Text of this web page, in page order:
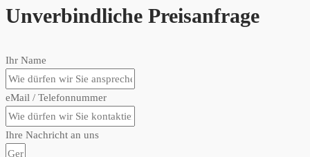
Unverbindliche Preisanfrage
Ihr Name
eMail / Telefonnummer
Ihre Nachricht an uns